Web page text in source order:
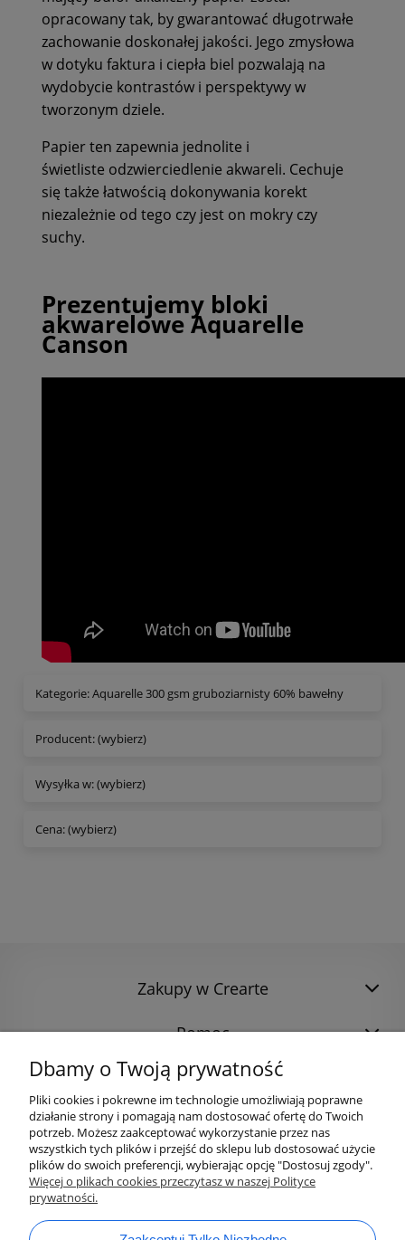
opracowany tak, by gwarantować długotrwałe
zachowanie doskonałej jakości. Jego zmysłowa
w dotyku faktura i ciepła biel pozwalają na
wydobycie kontrastów i perspektywy w
tworzonym dziele.
Papier ten zapewnia jednolite i
świetliste odzwierciedlenie akwareli. Cechuje
się także łatwością dokonywania korekt
niezależnie od tego czy jest on mokry czy
suchy.
Prezentujemy bloki
akwarelowe Aquarelle
Canson
Kategorie: Aquarelle 300 gsm gruboziarnisty 60% bawełny
Producent: (wybierz)
Wysyłka w: (wybierz)
Cena: (wybierz)
Zakupy w Crearte
Pomoc
bok@ArtykulyDlaPlastykow.pl
Dbamy o Twoją prywatność
Pliki cookies i pokrewne im technologie umożliwiają poprawne
działanie strony i pomagają nam dostosować ofertę do Twoich
potrzeb. Możesz zaakceptować wykorzystanie przez nas
wszystkich tych plików i przejść do sklepu lub dostosować użycie
plików do swoich preferencji, wybierając opcję "Dostosuj zgody".
Więcej o plikach cookies przeczytasz w naszej Polityce
prywatności.